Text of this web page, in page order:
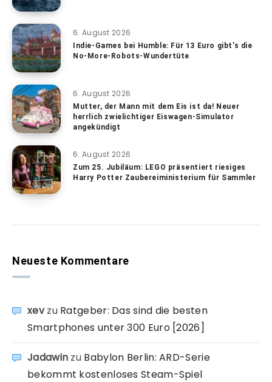
6. August 2026
Indie-Games bei Humble: Für 13 Euro gibt’s die
No-More-Robots-Wundertüte
6. August 2026
Mutter, der Mann mit dem Eis ist da! Neuer
herrlich zwielichtiger Eiswagen-Simulator
angekündigt
6. August 2026
Zum 25. Jubiläum: LEGO präsentiert riesiges
Harry Potter Zaubereiministerium für Sammler
Neueste Kommentare
xevzu Ratgeber: Das sind die besten
Smartphones unter 300 Euro [2026]
Jadawin zu Babylon Berlin: ARD-Serie
bekommt kostenloses Steam-Spiel